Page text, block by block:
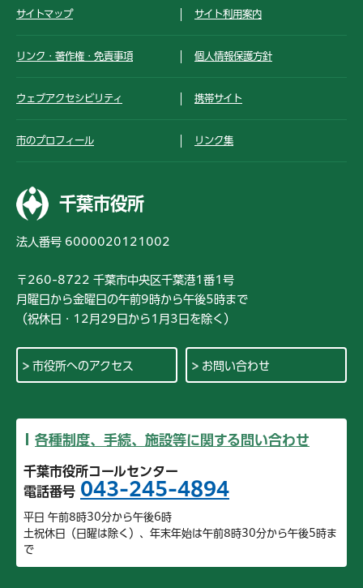
サイトマップ サイト利用案内
リンク・著作権・免責事項 個人情報保護方針
ウェブアクセシビリティ 携帯サイト
市のプロフィール リンク集
千葉市役所
法人番号 6000020121002
〒260-8722 千葉市中央区千葉港1番1号
月曜日から金曜日の午前9時から午後5時まで
（祝休日・12月29日から1月3日を除く）
市役所へのアクセス お問い合わせ
各種制度、手続、施設等に関する問い合わせ
千葉市役所コールセンター
電話番号 043-245-4894
平日 午前8時30分から午後6時
土祝休日（日曜は除く）、年末年始は午前8時30分から午後5時ま
で